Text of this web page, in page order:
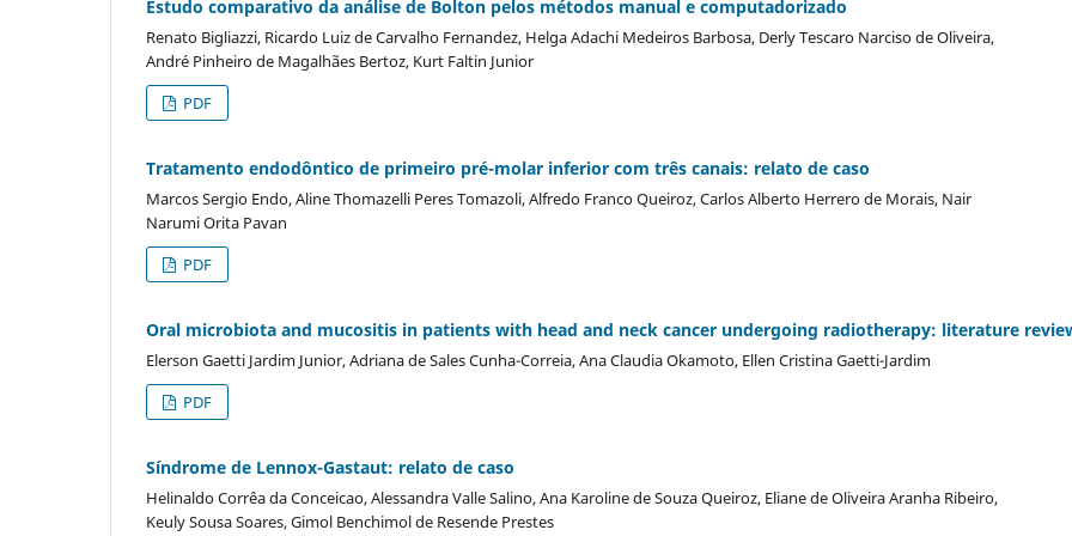
Estudo comparativo da análise de Bolton pelos métodos manual e computadorizado
Renato Bigliazzi, Ricardo Luiz de Carvalho Fernandez, Helga Adachi Medeiros Barbosa, Derly Tescaro Narciso de Oliveira,
André Pinheiro de Magalhães Bertoz, Kurt Faltin Junior
PDF
Tratamento endodôntico de primeiro pré-molar inferior com três canais: relato de caso
Marcos Sergio Endo, Aline Thomazelli Peres Tomazoli, Alfredo Franco Queiroz, Carlos Alberto Herrero de Morais, Nair
Narumi Orita Pavan
PDF
Oral microbiota and mucositis in patients with head and neck cancer undergoing radiotherapy: literature
Elerson Gaetti Jardim Junior, Adriana de Sales Cunha-Correia, Ana Claudia Okamoto, Ellen Cristina Gaetti-Jardim
PDF
Síndrome de Lennox-Gastaut: relato de caso
Helinaldo Corrêa da Conceicao, Alessandra Valle Salino, Ana Karoline de Souza Queiroz, Eliane de Oliveira Aranha Ribeiro,
Keuly Sousa Soares, Gimol Benchimol de Resende Prestes